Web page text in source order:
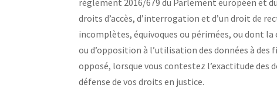
droits d’accès, d’interrogation et d’un droit de
incomplètes, équivoques ou périmées, ou dont
ou d’opposition à l’utilisation des données à
opposé, lorsque vous contestez l’exactitude
défense de vos droits en justice.